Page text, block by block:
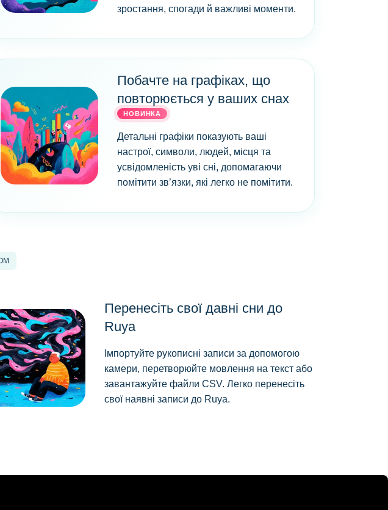
зростання, спогади й важливі моменти.
Побачте на графіках, що
повторюється у ваших снах
НОВИНКА
Детальні графіки показують ваші
настрої, символи, людей, місця та
усвідомленість уві сні, допомагаючи
помітити зв’язки, які легко не помітити.
Перенесіть свої давні сни до
Ruya
Імпортуйте рукописні записи за допомогою
камери, перетворюйте мовлення на текст або
завантажуйте файли CSV. Легко перенесіть
свої наявні записи до Ruya.